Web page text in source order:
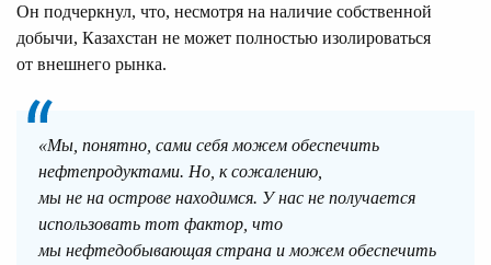
Он подчеркнул, что, несмотря на наличие собственной
добычи, Казахстан не может полностью изолироваться
от внешнего рынка.
«Мы, понятно, сами себя можем обеспечить
нефтепродуктами. Но, к сожалению,
мы не на острове находимся. У нас не получается
использовать тот фактор, что
мы нефтедобывающая страна и можем обеспечить